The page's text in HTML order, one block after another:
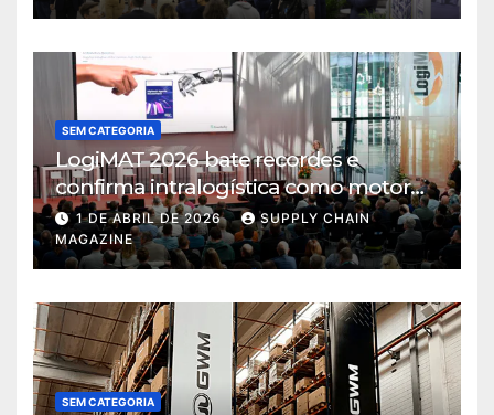
SEM CATEGORIA
LogiMAT 2026 bate recordes e
confirma intralogística como motor
de decisão em tempos de incerteza
1 DE ABRIL DE 2026
SUPPLY CHAIN
MAGAZINE
SEM CATEGORIA